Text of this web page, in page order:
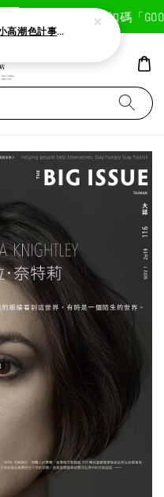
首次註冊輸入折扣碼「
好好閱讀T｜いくいく小高潮色計事務所X好好生活書店聯名款